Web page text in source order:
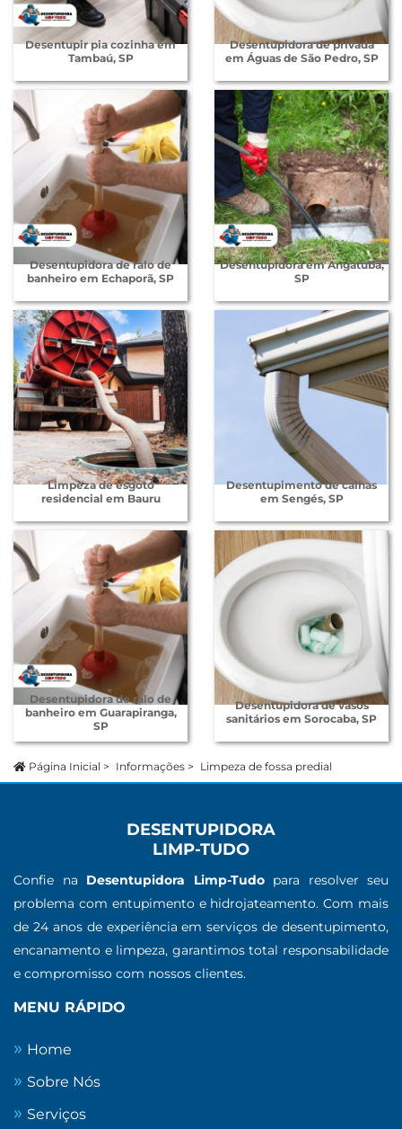
Desentupir pia cozinha em
Tambaú, SP
Desentupidora de privada
em Águas de São Pedro, SP
Desentupidora de ralo de
banheiro em Echaporã, SP
Desentupidora em Angatuba,
SP
Limpeza de esgoto
residencial em Bauru
Desentupimento de calhas
em Sengés, SP
Desentupidora de ralo de
banheiro em Guarapiranga,
SP
Desentupidora de vasos
sanitários em Sorocaba, SP
Página Inicial > Informações > Limpeza de fossa predial
DESENTUPIDORA
LIMP-TUDO
Confie na Desentupidora Limp-Tudopara resolver seu
problema com entupimento e hidrojateamento. Com mais
de 24 anos de experiência em serviços de desentupimento,
encanamento e limpeza, garantimos total responsabilidade
e compromisso com nossos clientes.
MENU RÁPIDO
Home
Sobre Nós
Serviços